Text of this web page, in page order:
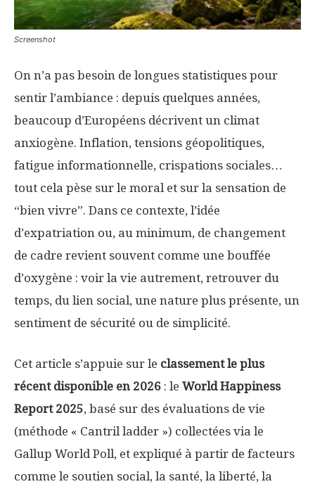
Screenshot
On n’a pas besoin de longues statistiques pour
sentir l’ambiance : depuis quelques années,
beaucoup d’Européens décrivent un climat
anxiogène. Inflation, tensions géopolitiques,
fatigue informationnelle, crispations sociales…
tout cela pèse sur le moral et sur la sensation de
“bien vivre”. Dans ce contexte, l’idée
d’expatriation ou, au minimum, de changement
de cadre revient souvent comme une bouffée
d’oxygène : voir la vie autrement, retrouver du
temps, du lien social, une nature plus présente, un
sentiment de sécurité ou de simplicité.
Cet article s’appuie sur le classement le plus
récent disponible en 2026 : le World Happiness
Report 2025, basé sur des évaluations de vie
(méthode « Cantril ladder ») collectées via le
Gallup World Poll, et expliqué à partir de facteurs
comme le soutien social, la santé, la liberté, la